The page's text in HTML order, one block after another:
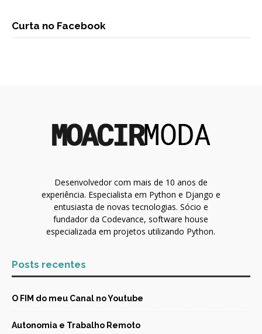
Curta no Facebook
Desenvolvedor com mais de 10 anos de
experiência. Especialista em Python e Django e
entusiasta de novas tecnologias. Sócio e
fundador da Codevance, software house
especializada em projetos utilizando Python.
Posts recentes
O FIM do meu Canal no Youtube
Autonomia e Trabalho Remoto